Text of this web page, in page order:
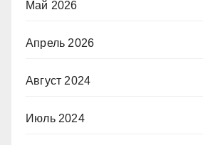
Май 2026
Апрель 2026
Август 2024
Июль 2024